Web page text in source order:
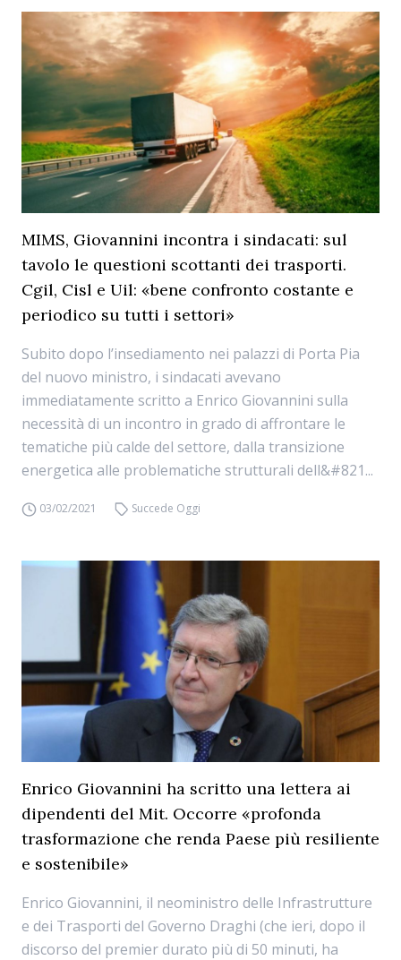
MIMS, Giovannini incontra i sindacati: sul
tavolo le questioni scottanti dei trasporti.
Cgil, Cisl e Uil: «bene confronto costante e
periodico su tutti i settori»
Subito dopo l’insediamento nei palazzi di Porta Pia
del nuovo ministro, i sindacati avevano
immediatamente scritto a Enrico Giovannini sulla
necessità di un incontro in grado di affrontare le
tematiche più calde del settore, dalla transizione
energetica alle problematiche strutturali dell&#821...
03/02/2021 Succede Oggi
Enrico Giovannini ha scritto una lettera ai
dipendenti del Mit. Occorre «profonda
trasformazione che renda Paese più resiliente
e sostenibile»
Enrico Giovannini, il neoministro delle Infrastrutture
e dei Trasporti del Governo Draghi (che ieri, dopo il
discorso del premier durato più di 50 minuti, ha